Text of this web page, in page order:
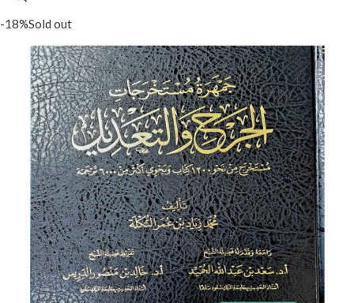
-18%Sold out